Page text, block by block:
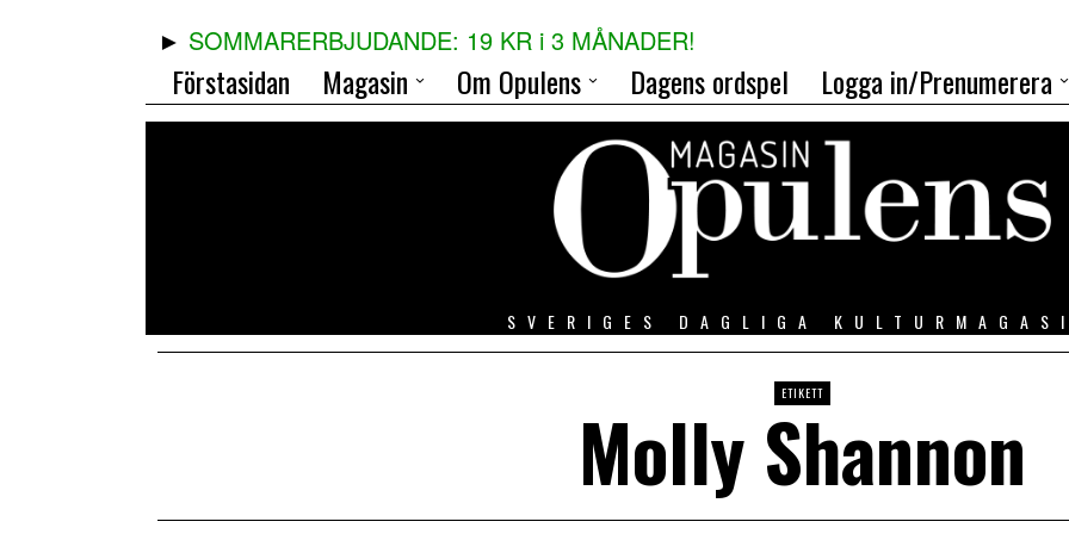
SOMMARERBJUDANDE: 19 KR i 3 MÅNADER!
Förstasidan Magasin Om Opulens Dagens ordspel Logga in/Prenumerera
SVERIGES DAGLIGA
ETIKETT
Molly Shannon